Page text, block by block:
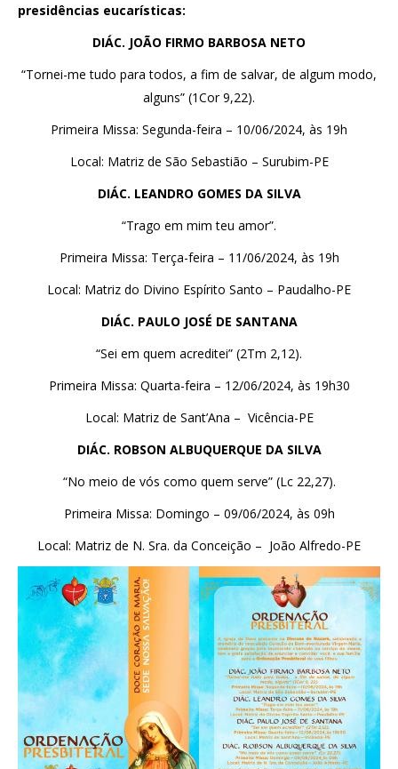
presidências eucarísticas:
DIÁC. JOÃO FIRMO BARBOSA NETO
“Tornei-me tudo para todos, a fim de salvar, de algum modo,
alguns” (1Cor 9,22).
Primeira Missa: Segunda-feira – 10/06/2024, às 19h
Local: Matriz de São Sebastião – Surubim-PE
DIÁC. LEANDRO GOMES DA SILVA
“Trago em mim teu amor”.
Primeira Missa: Terça-feira – 11/06/2024, às 19h
Local: Matriz do Divino Espírito Santo – Paudalho-PE
DIÁC. PAULO JOSÉ DE SANTANA
“Sei em quem acreditei” (2Tm 2,12).
Primeira Missa: Quarta-feira – 12/06/2024, às 19h30
Local: Matriz de Sant’Ana – Vicência-PE
DIÁC. ROBSON ALBUQUERQUE DA SILVA
“No meio de vós como quem serve” (Lc 22,27).
Primeira Missa: Domingo – 09/06/2024, às 09h
Local: Matriz de N. Sra. da Conceição – João Alfredo-PE